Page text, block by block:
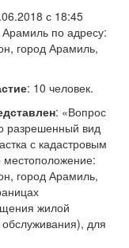
с 18:45
Арамиль по адресу:
город Арамиль,
: 10 человек.
: «Вопрос
разрешенный вид
с кадастровым
город Арамиль,
жилой
обслуживания), для